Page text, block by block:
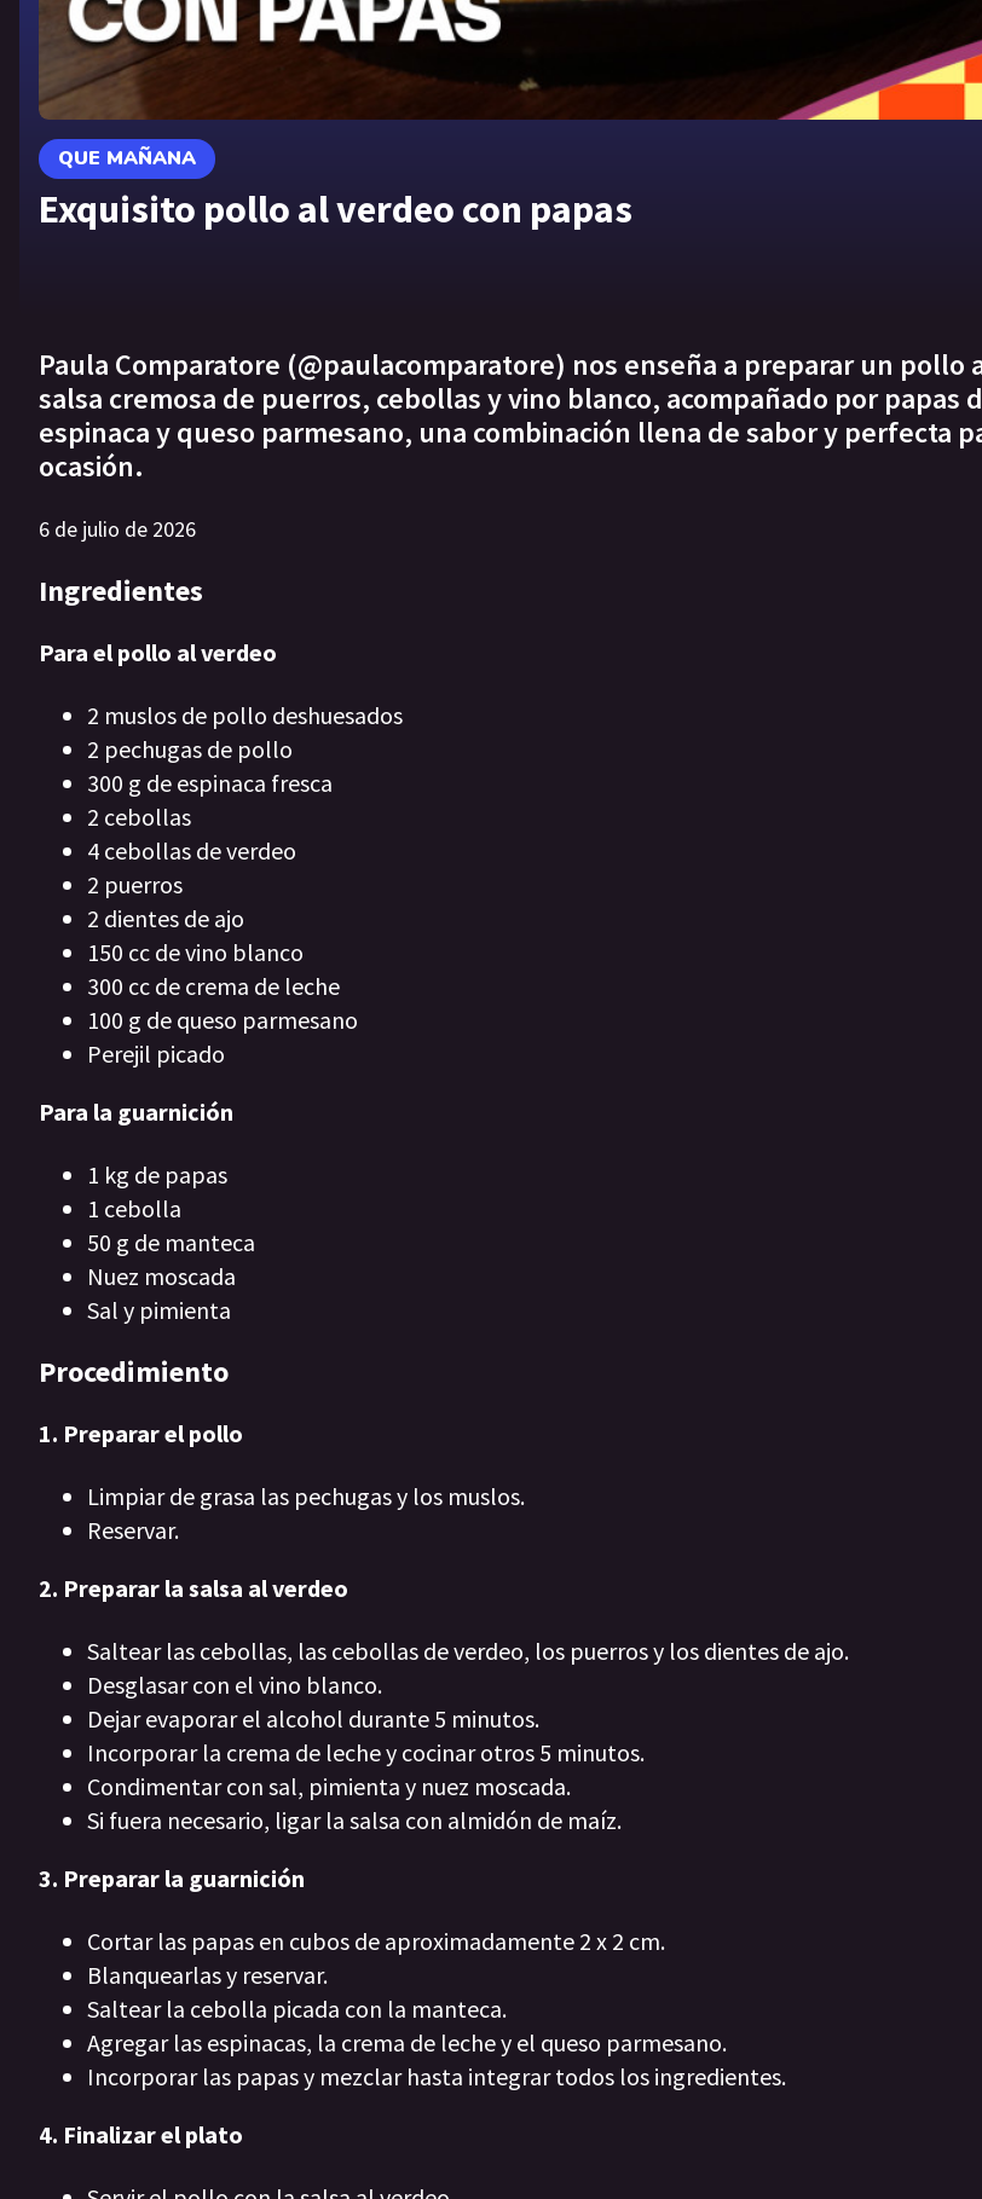
QUE MAÑANA
Exquisito pollo al verdeo con papas
Paula Comparatore (@paulacomparatore) nos enseña a preparar un pollo
salsa cremosa de puerros, cebollas y vino blanco, acompañado por papas
espinaca y queso parmesano, una combinación llena de sabor y perfecta
ocasión.
6 de julio de 2026
Ingredientes
Para el pollo al verdeo
2 muslos de pollo deshuesados
2 pechugas de pollo
300 g de espinaca fresca
2 cebollas
4 cebollas de verdeo
2 puerros
2 dientes de ajo
150 cc de vino blanco
300 cc de crema de leche
100 g de queso parmesano
Perejil picado
Para la guarnición
1 kg de papas
1 cebolla
50 g de manteca
Nuez moscada
Sal y pimienta
Procedimiento
1. Preparar el pollo
Limpiar de grasa las pechugas y los muslos.
Reservar.
2. Preparar la salsa al verdeo
Saltear las cebollas, las cebollas de verdeo, los puerros y los dientes de ajo.
Desglasar con el vino blanco.
Dejar evaporar el alcohol durante 5 minutos.
Incorporar la crema de leche y cocinar otros 5 minutos.
Condimentar con sal, pimienta y nuez moscada.
Si fuera necesario, ligar la salsa con almidón de maíz.
3. Preparar la guarnición
Cortar las papas en cubos de aproximadamente 2 x 2 cm.
Blanquearlas y reservar.
Saltear la cebolla picada con la manteca.
Agregar las espinacas, la crema de leche y el queso parmesano.
Incorporar las papas y mezclar hasta integrar todos los ingredientes.
4. Finalizar el plato